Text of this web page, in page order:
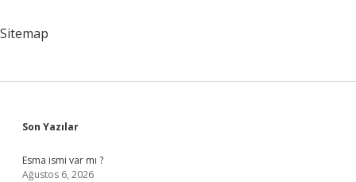
Sitemap
Sidebar
Son Yazılar
Esma ismi var mı ?
Ağustos 6, 2026